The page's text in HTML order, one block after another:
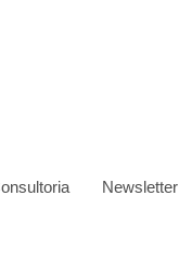
Newsletter